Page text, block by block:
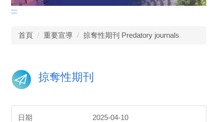
:::
首頁 重要宣導 掠奪性期刊 Predatory journals
掠奪性期刊
2025-04-10